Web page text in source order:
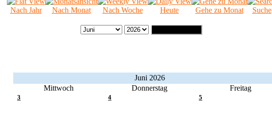
Nach Jahr Nach Monat Nach Woche Heute Gehe zu Monat Suche
Juni 2026
Mittwoch Donnerstag Freitag
3 4 5